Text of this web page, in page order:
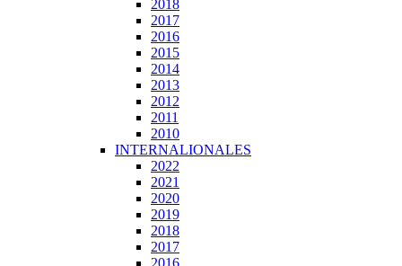
2018
2017
2016
2015
2014
2013
2012
2011
2010
INTERNALIONALES
2022
2021
2020
2019
2018
2017
2016